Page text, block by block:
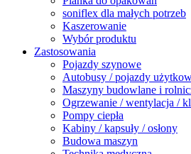
soniflex dla małych potrzeb
Kaszerowanie
Wybór produktu
Zastosowania
Pojazdy szynowe
Autobusy / pojazdy
Maszyny budowlane i
Ogrzewanie / wentylacja /
Pompy ciepła
Kabiny / kapsuły / osłony
Budowa maszyn